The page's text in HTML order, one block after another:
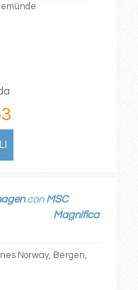
con MSC
Magnifica
Norway, Bergen,